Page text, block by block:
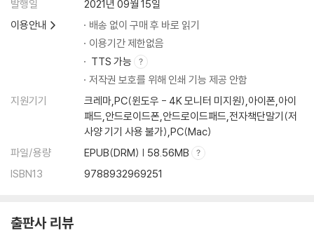
발행일
2021년 09월 15일
이용안내
배송 없이 구매 후 바로 읽기
이용기간 제한없음
TTS 가능
저작권 보호를 위해 인쇄 기능 제공 안함
지원기기
크레마,PC(윈도우 - 4K 모니터 미지원),아이폰,아이
패드,안드로이드폰,안드로이드패드,전자책단말기(저
사양 기기 사용 불가),PC(Mac)
파일/용량
EPUB(DRM) | 58.56MB
ISBN13
9788932969251
출판사 리뷰